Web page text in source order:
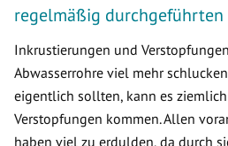
regelmäßig
Inkrustierungen und
Abwasserrohre viel mehr
eigentlich sollten, kann es
Verstopfungen kommen. Allen
haben viel zu erdulden, da durch